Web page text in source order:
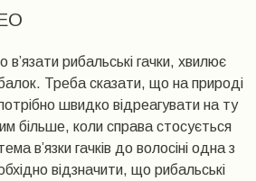
в’язати рибальські гачки, хвилює
Треба сказати, що на природі
швидко відреагувати на ту
більше, коли справа стосується
в’язки гачків до волосіні одна з
відзначити, що рибальські